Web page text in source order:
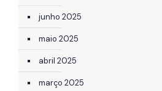
junho 2025
maio 2025
abril 2025
março 2025